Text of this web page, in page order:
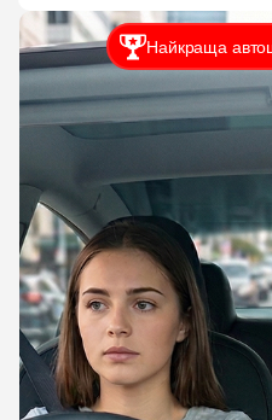
ПОСЛУГИ
СЕРТИФІКАТИ
ФІЛІАЛИ
КОНТАКТИ
ВІДГУКИ
ЦІНИ
Найкраща